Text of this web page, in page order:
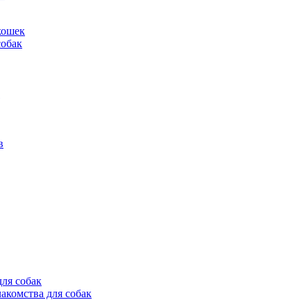
собак
для собак